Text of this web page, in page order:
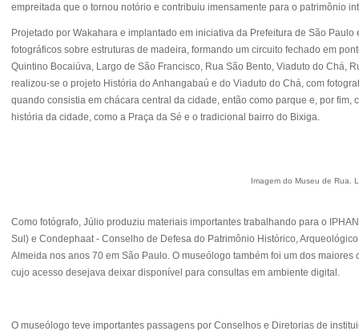
empreitada que o tornou notório e contribuiu imensamente para o patrimônio
Projetado por Wakahara e implantado em iniciativa da Prefeitura de São
fotográficos sobre estruturas de madeira, formando um circuito fechado em
Quintino Bocaiúva, Largo de São Francisco, Rua São Bento, Viaduto do Chá,
realizou-se o projeto História do Anhangabaú e do Viaduto do Chá, com
quando consistia em chácara central da cidade, então como parque e, por
história da cidade, como a Praça da Sé e o tradicional bairro do Bixiga.
Imagem do Museu de Rua.
Como fotógrafo, Júlio produziu materiais importantes trabalhando para o
Sul) e Condephaat - Conselho de Defesa do Patrimônio Histórico,
Almeida nos anos 70 em São Paulo. O museólogo também foi um dos
cujo acesso desejava deixar disponível para consultas em ambiente digital.
O museólogo teve importantes passagens por Conselhos e Diretorias de